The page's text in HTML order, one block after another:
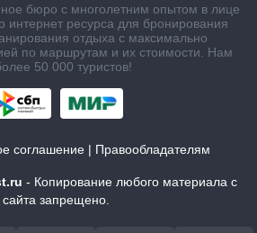
бюро с многолетним опытом в лице
интернет ресурса для бронирования
отдыха с максимально
по маршрутам и их стоимости. Нам
50 000 туристов!
- Копирование любого материала с
сайта запрещено.
соглашение| Правообладателям